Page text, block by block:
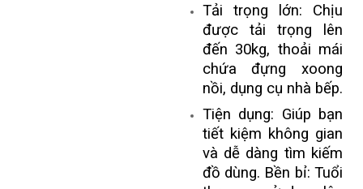
Tải trọng lớn: Chịu
được tải trọng lên
đến 30kg, thoải mái
chứa đựng xoong
nồi, dụng cụ nhà bếp.
Tiện dụng: Giúp bạn
tiết kiệm không gian
và dễ dàng tìm kiếm
đồ dùng. Bền bỉ: Tuổi